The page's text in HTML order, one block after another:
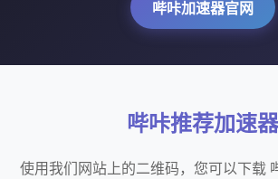
哔咔加速器官网
哔咔推荐加速器
使用我们网站上的二维码，您可以下载